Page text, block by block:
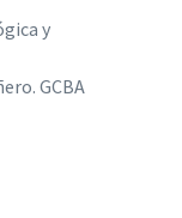
y
GCBA